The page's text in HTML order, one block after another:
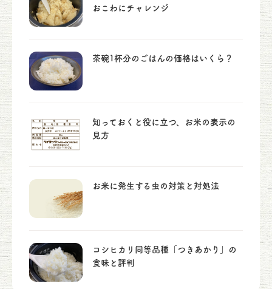
おこわにチャレンジ
茶碗1杯分のごはんの価格はいくら？
知っておくと役に立つ、お米の表示の
見方
お米に発生する虫の対策と対処法
コシヒカリ同等品種「つきあかり」の
食味と評判